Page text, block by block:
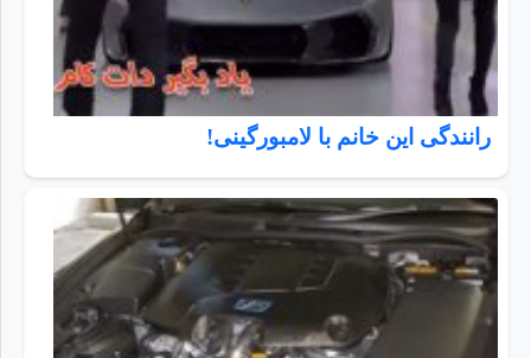
رانندگی این خانم با لامبورگینی!